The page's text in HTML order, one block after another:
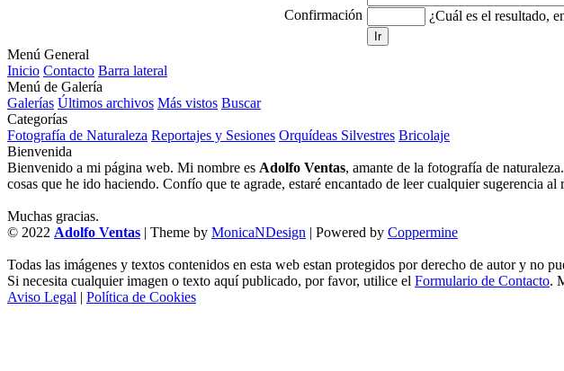
Confirmación ¿Cuál es el resultado,
Ir
Menú General
Inicio Contacto Barra lateral
Menú de Galería
Galerías Últimos archivos Más vistos Buscar
Categorías
Fotografía de Naturaleza Reportajes y Sesiones Orquídeas Silvestres Bricolaje
Bienvenida
Bienvenido a mi página web. Mi nombre es Adolfo Ventas, amante de la fotografía de
cosas que he ido haciendo. Confío que te agrade, estaré encantado de leer cualquier sugerencia
Muchas gracias.
© 2022 Adolfo Ventas | Theme by MonicaNDesign | Powered by Coppermine
Todas las imágenes y textos contenidos en esta web estan protegidos por derecho de autor y no
Si necesita cualquier imagen o texto aquí publicado, por favor, utilice el Formulario de Contacto.
Aviso Legal | Política de Cookies